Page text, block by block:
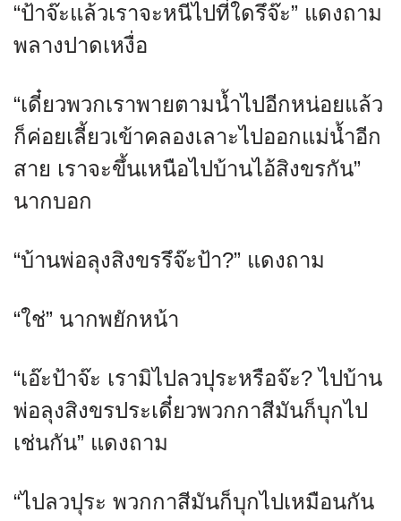
“ป้าจ๊ะแล้วเราจะหนีไปที่ใดรึจ๊ะ” แดงถาม
พลางปาดเหงื่อ
“เดี๋ยวพวกเราพายตามน้ำไปอีกหน่อยแล้ว
ก็ค่อยเลี้ยวเข้าคลองเลาะไปออกแม่น้ำอีก
สาย เราจะขึ้นเหนือไปบ้านไอ้สิงขรกัน”
นากบอก
“บ้านพ่อลุงสิงขรรึจ๊ะป้า?” แดงถาม
“ใช่” นากพยักหน้า
“เอ๊ะป้าจ๊ะ เรามิไปลวปุระหรือจ๊ะ? ไปบ้าน
พ่อลุงสิงขรประเดี๋ยวพวกกาสีมันก็บุกไป
เช่นกัน” แดงถาม
“ไปลวปุระ พวกกาสีมันก็บุกไปเหมือนกัน